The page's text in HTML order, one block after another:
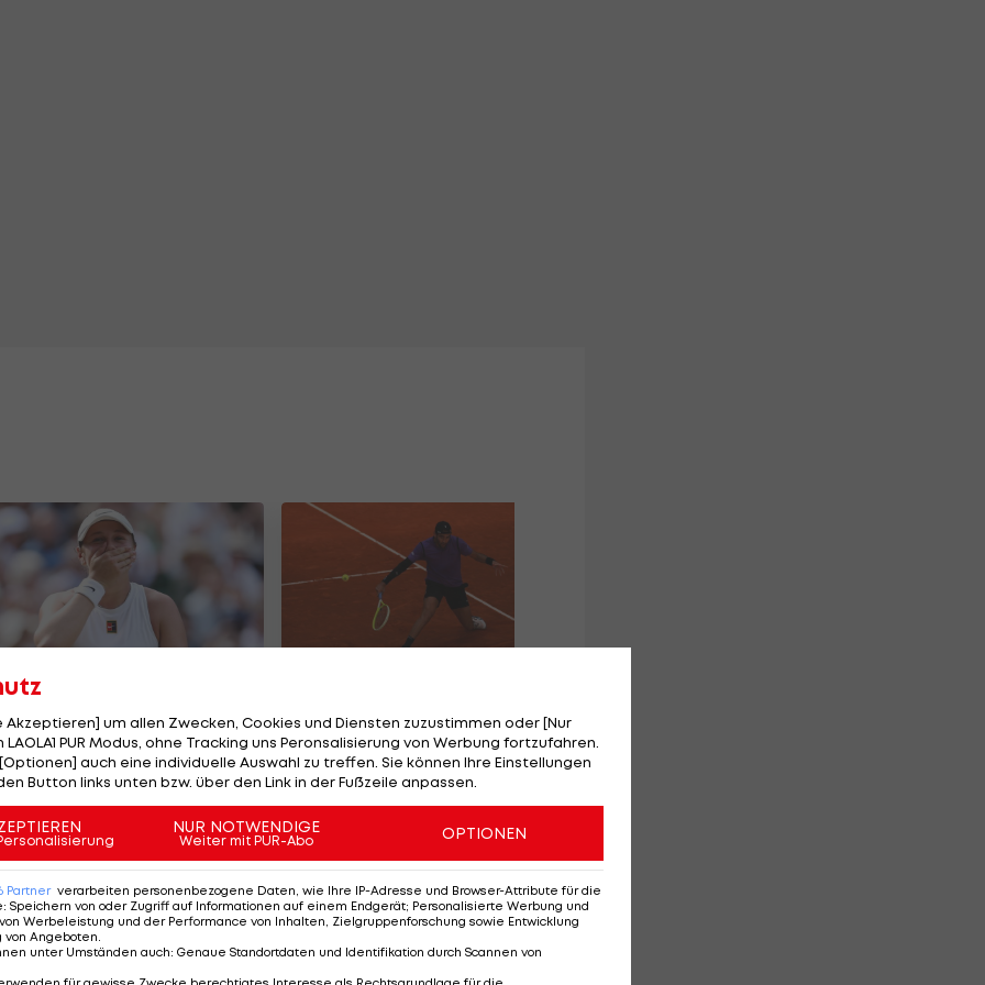
bringt
Siegerin
Berrettini muss auf
Kitzbühel-
Titelverteidigung
verzichten
Tennis
Akzeptieren] um allen Zwecken, Cookies und Diensten zuzustimmen oder [Nur
PUR Modus, ohne Tracking uns Peronsalisierung von Werbung fortzufahren.
auch eine individuelle Auswahl zu treffen. Sie können Ihre Einstellungen
Button links unten bzw. über den Link in der Fußzeile anpassen.
NUR NOTWENDIGE
Weiter mit PUR-Abo OPTIONEN
Partner verarbeiten personenbezogene Daten, wie Ihre IP-Adresse und Browser-Attribute für die
: Speichern von oder Zugriff auf Informationen auf einem Endgerät; Personalisierte Werbung und
Werbeleistung und der Performance von Inhalten, Zielgruppenforschung sowie Entwicklung
von Angeboten.
unter Umständen auch: Genaue Standortdaten und Identifikation durch Scannen von